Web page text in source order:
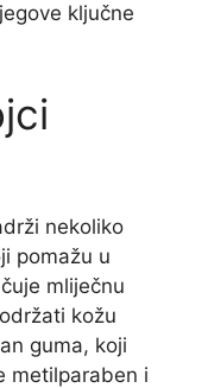
ključne
nekoliko
pomažu u
mliječnu
kožu
guma, koji
metilparaben i